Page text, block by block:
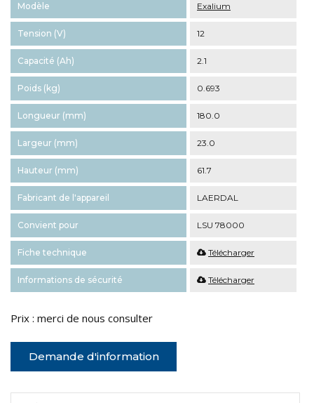
Modèle Exalium
Tension (V) 12
Capacité (Ah) 2.1
Poids (kg) 0.693
Longueur (mm) 180.0
Largeur (mm) 23.0
Hauteur (mm) 61.7
Fabricant de l'appareil LAERDAL
Convient pour LSU 78000
Fiche technique Télécharger
Informations de sécurité Télécharger
Prix : merci de nous consulter
Demande d'information